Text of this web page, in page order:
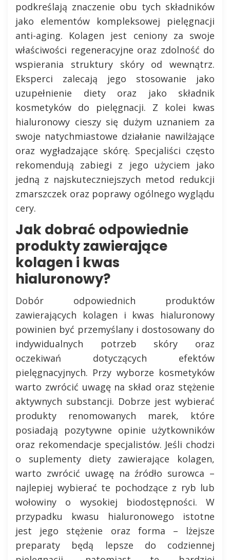
podkreślają znaczenie obu tych składników
jako elementów kompleksowej pielęgnacji
anti-aging. Kolagen jest ceniony za swoje
właściwości regeneracyjne oraz zdolność do
wspierania struktury skóry od wewnątrz.
Eksperci zalecają jego stosowanie jako
uzupełnienie diety oraz jako składnik
kosmetyków do pielęgnacji. Z kolei kwas
hialuronowy cieszy się dużym uznaniem za
swoje natychmiastowe działanie nawilżające
oraz wygładzające skórę. Specjaliści często
rekomendują zabiegi z jego użyciem jako
jedną z najskuteczniejszych metod redukcji
zmarszczek oraz poprawy ogólnego wyglądu
cery.
Jak dobrać odpowiednie
produkty zawierające
kolagen i kwas
hialuronowy?
Dobór odpowiednich produktów
zawierających kolagen i kwas hialuronowy
powinien być przemyślany i dostosowany do
indywidualnych potrzeb skóry oraz
oczekiwań dotyczących efektów
pielęgnacyjnych. Przy wyborze kosmetyków
warto zwrócić uwagę na skład oraz stężenie
aktywnych substancji. Dobrze jest wybierać
produkty renomowanych marek, które
posiadają pozytywne opinie użytkowników
oraz rekomendacje specjalistów. Jeśli chodzi
o suplementy diety zawierające kolagen,
warto zwrócić uwagę na źródło surowca –
najlepiej wybierać te pochodzące z ryb lub
wołowiny o wysokiej biodostępności. W
przypadku kwasu hialuronowego istotne
jest jego stężenie oraz forma – lżejsze
preparaty będą lepsze do codziennej